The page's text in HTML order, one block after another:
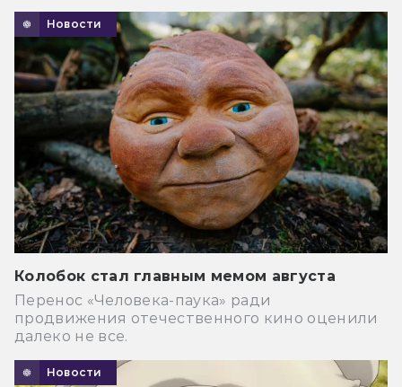
Новости
Колобок стал главным мемом августа
Перенос «Человека-паука» ради
продвижения отечественного кино оценили
далеко не все.
Новости